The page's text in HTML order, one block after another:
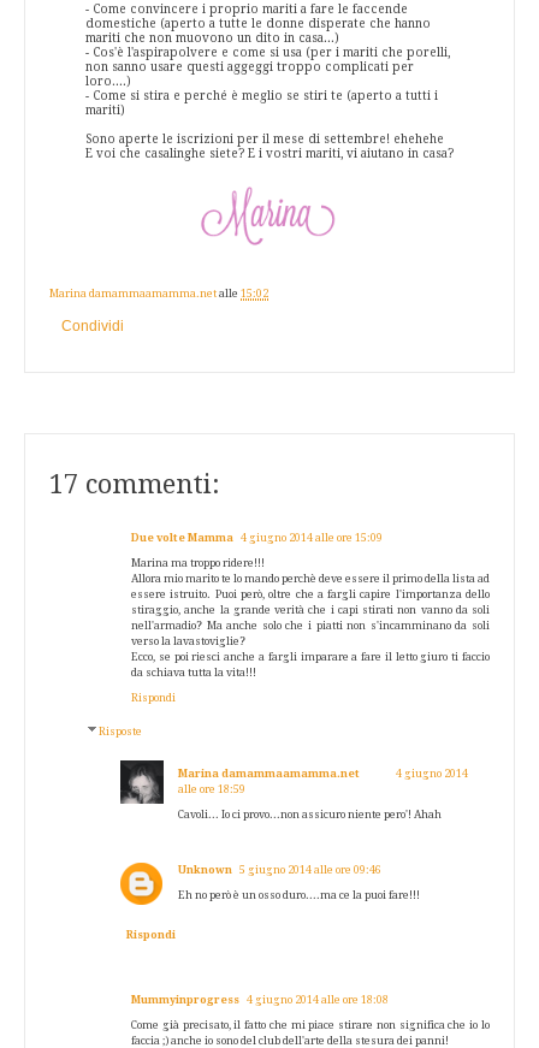
- Come convincere i proprio mariti a fare le faccende
domestiche (aperto a tutte le donne disperate che hanno
mariti che non muovono un dito in casa...)
- Cos'è l'aspirapolvere e come si usa (per i mariti che porelli,
non sanno usare questi aggeggi troppo complicati per
loro....)
- Come si stira e perché è meglio se stiri te (aperto a tutti i
mariti)
Sono aperte le iscrizioni per il mese di settembre! ehehehe
E voi che casalinghe siete? E i vostri mariti, vi aiutano in casa?
Marina damammaamamma.net alle 15:02
Condividi
17 commenti:
Due volte Mamma 4 giugno 2014 alle ore 15:09
Marina ma troppo ridere!!!
Allora mio marito te lo mando perchè deve essere il primo della lista ad
essere istruito. Puoi però, oltre che a fargli capire l'importanza dello
stiraggio, anche la grande verità che i capi stirati non vanno da soli
nell'armadio? Ma anche solo che i piatti non s'incamminano da soli
verso la lavastoviglie?
Ecco, se poi riesci anche a fargli imparare a fare il letto giuro ti faccio
da schiava tutta la vita!!!
Rispondi
Risposte
Marina damammaamamma.net
4 giugno 2014
alle ore 18:59
Cavoli... Io ci provo...non assicuro niente pero'! Ahah
Unknown 5 giugno 2014 alle ore 09:46
Eh no però è un osso duro....ma ce la puoi fare!!!
Rispondi
Mummyinprogress 4 giugno 2014 alle ore 18:08
Come già precisato, il fatto che mi piace stirare non significa che io lo
faccia ;) anche io sono del club dell'arte della stesura dei panni!